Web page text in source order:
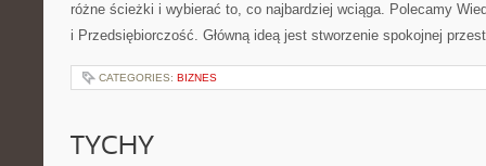
różne ścieżki i wybierać to, co najbardziej wciąga. Polecamy
i Przedsiębiorczość. Główną ideą jest stworzenie spokojnej
CATEGORIES: BIZNES
TYCHY